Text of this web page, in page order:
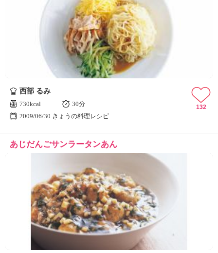
西部 るみ
730kcal
30分
2009/06/30 きょうの料理レシピ
132
あじだんごサンラータンあん